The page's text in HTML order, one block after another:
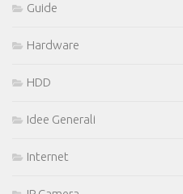
Guide
Hardware
HDD
Idee Generali
Internet